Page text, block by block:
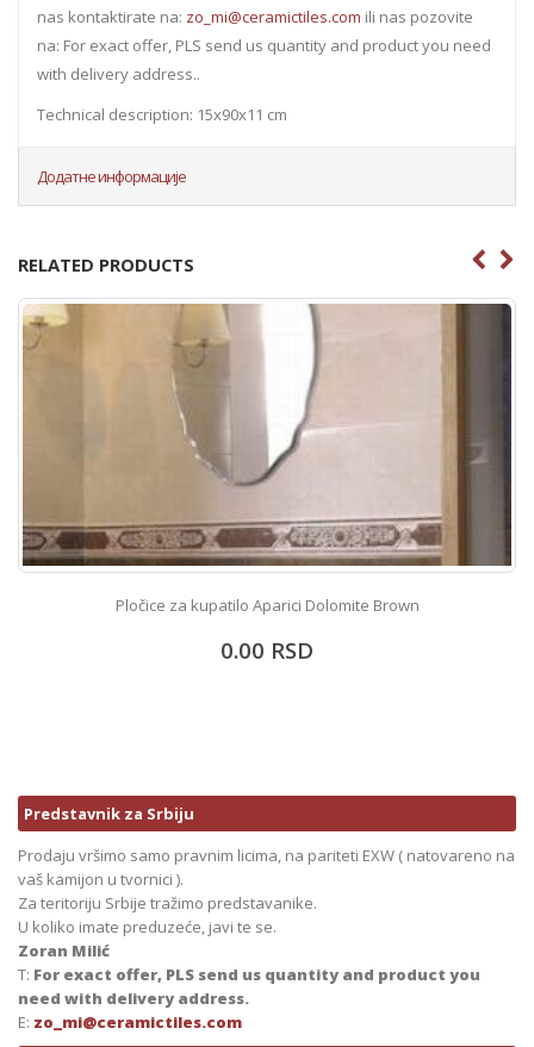
nas kontaktirate na: zo_mi@ceramictiles.com ili nas pozovite
na: For exact offer, PLS send us quantity and product you need
with delivery address..
Technical description: 15x90x11 cm
Додатне информације
RELATED PRODUCTS
Pločice za kupatilo Aparici Dolomite Brown
0.00 RSD
Predstavnik za Srbiju
Prodaju vršimo samo pravnim licima, na pariteti EXW ( natovareno na
vaš kamijon u tvornici ).
Za teritoriju Srbije tražimo predstavanike.
U koliko imate preduzeće, javi te se.
Zoran Milić
T: For exact offer, PLS send us quantity and product you
need with delivery address.
E: zo_mi@ceramictiles.com